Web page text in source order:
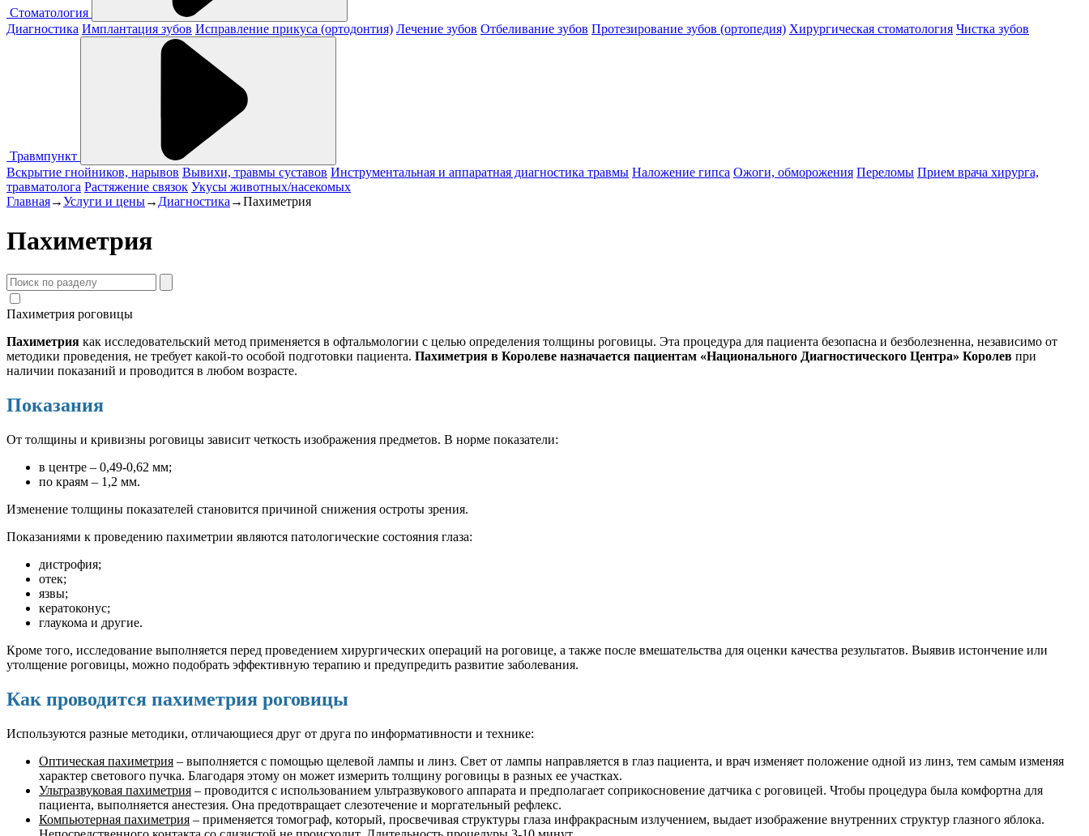
Стоматология
Диагностика Имплантация зубов Исправление прикуса (ортодонтия) Лечение зубов Отбеливание зубов Протезирование зубов (ортопедия) Хирургическая стоматология Чистка зубов
Травмпункт
Вскрытие гнойников, нарывов Вывихи, травмы суставов Инструментальная и аппаратная диагностика травмы Наложение гипса Ожоги, обморожения Переломы Прием врача хирурга,
травматолога Растяжение связок Укусы животных/насекомых
Главная→Услуги и цены→ Диагностика →Пахиметрия
Пахиметрия
Пахиметрия роговицы
Пахиметрия как исследовательский метод применяется в офтальмологии с целью определения толщины роговицы. Эта процедура для пациента безопасна и безболезненна, независимо от
методики проведения, не требует какой-то особой подготовки пациента. Пахиметрия в Королеве назначается пациентам «Национального Диагностического Центра» Королев при
наличии показаний и проводится в любом возрасте.
Показания
От толщины и кривизны роговицы зависит четкость изображения предметов. В норме показатели:
в центре – 0,49-0,62 мм;
по краям – 1,2 мм.
Изменение толщины показателей становится причиной снижения остроты зрения.
Показаниями к проведению пахиметрии являются патологические состояния глаза:
дистрофия;
отек;
язвы;
кератоконус;
глаукома и другие.
Кроме того, исследование выполняется перед проведением хирургических операций на роговице, а также после вмешательства для оценки качества результатов. Выявив истончение или
утолщение роговицы, можно подобрать эффективную терапию и предупредить развитие заболевания.
Как проводится пахиметрия роговицы
Используются разные методики, отличающиеся друг от друга по информативности и технике:
Оптическая пахиметрия – выполняется с помощью щелевой лампы и линз. Свет от лампы направляется в глаз пациента, и врач изменяет положение одной из линз, тем самым изменяя
характер светового пучка. Благодаря этому он может измерить толщину роговицы в разных ее участках.
Ультразвуковая пахиметрия – проводится с использованием ультразвукового аппарата и предполагает соприкосновение датчика с роговицей. Чтобы процедура была комфортна для
пациента, выполняется анестезия. Она предотвращает слезотечение и моргательный рефлекс.
Компьютерная пахиметрия – применяется томограф, который, просвечивая структуры глаза инфракрасным излучением, выдает изображение внутренних структур глазного яблока.